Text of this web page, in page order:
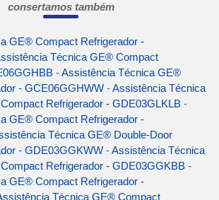
consertamos também
GE® Compact Refrigerador -
Técnica GE® Compact
-Assistência Técnica GE®
- GCE06GGHWW -Assistência Técnica
Refrigerador - GDE03GLKLB -
GE® Compact Refrigerador -
Técnica GE® Double-Door
- GDE03GGKWW -Assistência Técnica
Refrigerador - GDE03GGKBB -
GE® Compact Refrigerador -
Técnica GE® Compact